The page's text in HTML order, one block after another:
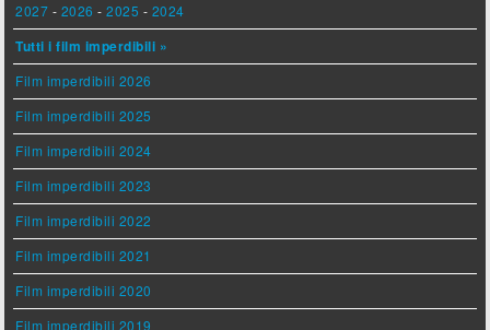
2027 - 2026 -2025 - 2024
Tutti i film imperdibili »
Film imperdibili 2026
Film imperdibili 2025
Film imperdibili 2024
Film imperdibili 2023
Film imperdibili 2022
Film imperdibili 2021
Film imperdibili 2020
Film imperdibili 2019